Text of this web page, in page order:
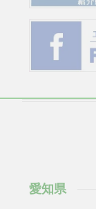
愛知県